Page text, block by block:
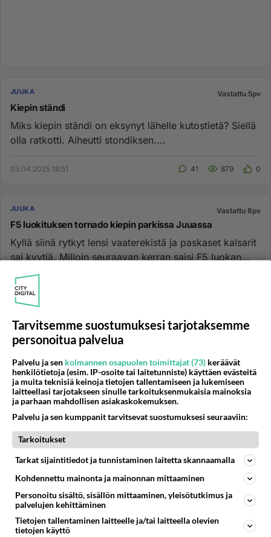
JUUKA Vastattu 5pv
Kiepin ständi
Miks kiepin ständi on eksynyt lähelle kutostietä? Siellä
olla ratkotti. Aiheutti stondiksen....
03.04.2025 19:51 41 879 0
JUUKA Vastattu 8pv
F5 luokituksen tornado kiepin parkissa Juuassa
Kyllä siinä rytkyt lensi vaaterekistä ja paskaset kalsarit
sai kyytiä. Milloin seuraavan kerran saisi F5 luokan
tornadon...
18.09.2024 09:54
JUUKA Vastattu 8pv
Juuka uistelu
Missä Juuka uistelut järjestetään tänä vuonna? Onko jo
kovat ennusteet kaudesta, veden lämpötila?
Surkastuuko kivekset?...
10.04.2023 16:53
JUUKA Vastattu 9pv
observatoriot Juuassa
Missä päin Juukaa sijaitsee observatorioita?
kiinnostaisi nähdä mitä Juukalaisen sinisen taivaan
takana pilkistää....
09.06.2022 16:41 14
Tarvitsemme suostumuksesi tarjotaksemme
personoitua palvelua
Palvelu ja sen kolmannen osapuolen toimittajat (73) keräävät
henkilötietoja (esim. IP-osoite tai laitetunniste) käyttäen evästeitä
ja muita teknisiä keinoja tietojen tallentamiseen ja lukemiseen
laitteellasi tarjotakseen sinulle tarkoituksenmukaisia mainoksia
ja parhaan mahdollisen asiakaskokemuksen.
Palvelu ja sen kumppanit tarvitsevat suostumuksesi seuraaviin:
Tarkoitukset
Tarkat sijaintitiedot ja tunnistaminen laitetta skannaamalla
Kohdennettu mainonta ja mainonnan mittaaminen
Personoitu sisältö, sisällön mittaaminen, yleisötutkimus ja
palvelujen kehittäminen
Tietojen tallentaminen laitteelle ja/tai laitteella olevien
tietojen käyttö